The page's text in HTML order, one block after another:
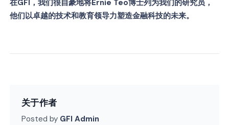
在GFI，我们很自豪地将Ernie Teo博士列为我们的研究员，
他们以卓越的技术和教育领导力塑造金融科技的未来。
关于作者
Posted by GFI Admin